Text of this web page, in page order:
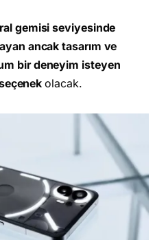
gemisi seviyesinde
ancak tasarım ve
bir deneyim isteyen
olacak.